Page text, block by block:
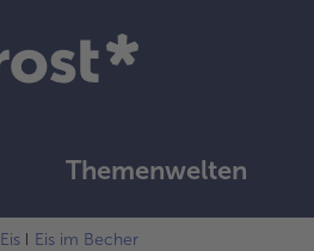
Themenwelten
Eis Eis im Becher